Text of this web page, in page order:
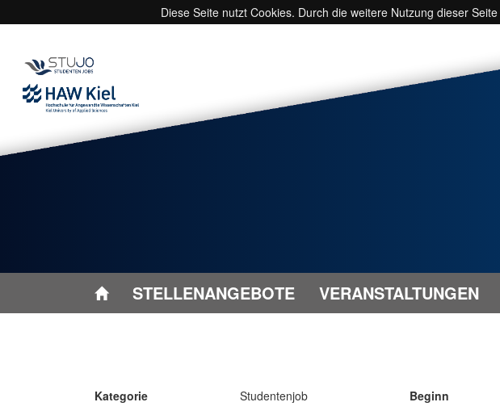
Diese Seite nutzt Cookies. Durch die weitere Nutzung dieser
STELLENANGEBOTE VERANSTALTUNGEN
Kategorie
Studentenjob
Beginn